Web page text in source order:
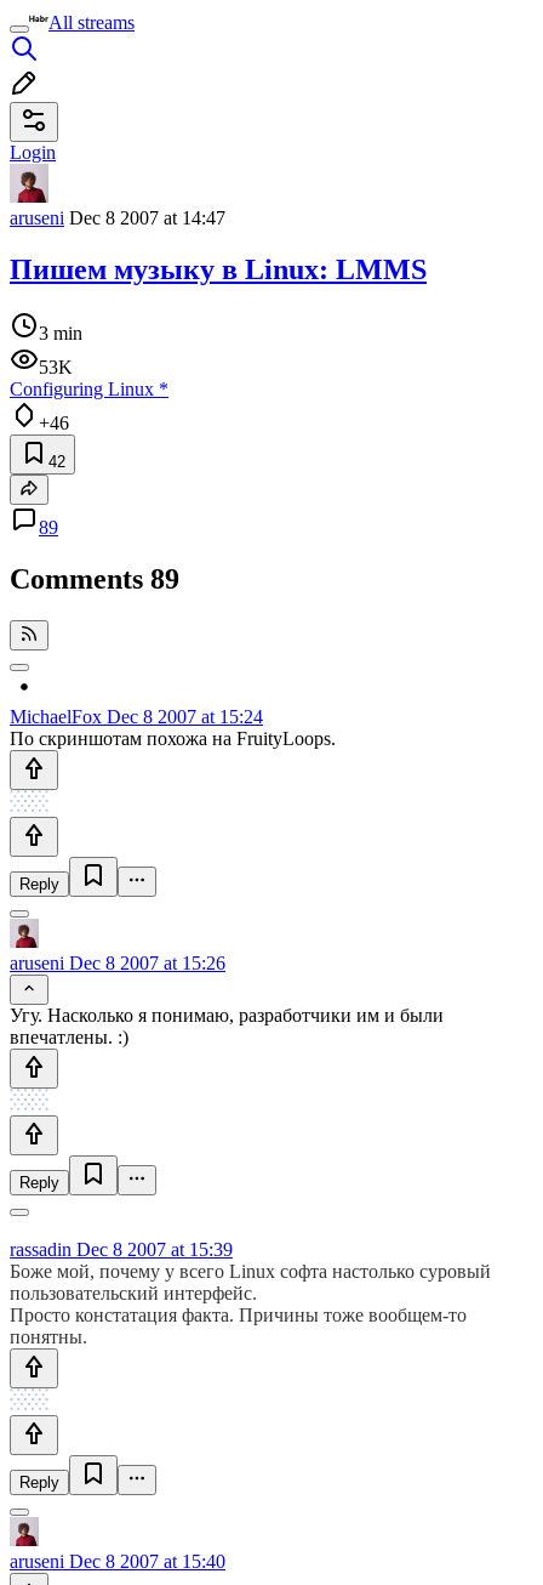
All streams
Login
aruseni Dec 8 2007 at 14:47
Пишем музыку в Linux: LMMS
3 min
53K
Configuring Linux *
+46
42
89
Comments 89
MichaelFox Dec 8 2007 at 15:24
По скриншотам похожа на FruityLoops.
Reply
aruseni Dec 8 2007 at 15:26
Угу. Насколько я понимаю, разработчики им и были
впечатлены. :)
Reply
rassadin Dec 8 2007 at 15:39
Боже мой, почему у всего Linux софта настолько суровый
пользовательский интерфейс.
Просто констатация факта. Причины тоже вообщем-то
понятны.
Reply
aruseni Dec 8 2007 at 15:40